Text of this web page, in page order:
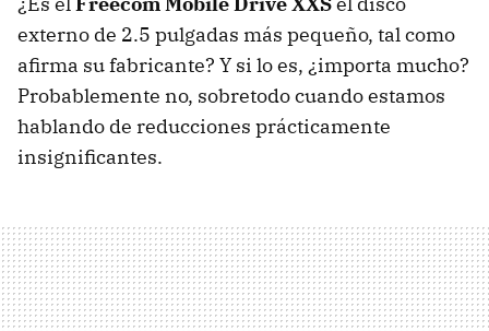
externo de 2.5 pulgadas más pequeño, tal como
afirma su fabricante? Y si lo es, ¿importa mucho?
Probablemente no, sobretodo cuando estamos
hablando de reducciones prácticamente
insignificantes.